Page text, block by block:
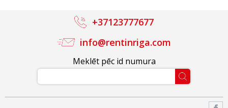
Meklēt pēc id numura
info@rentinriga.com
+37123777677